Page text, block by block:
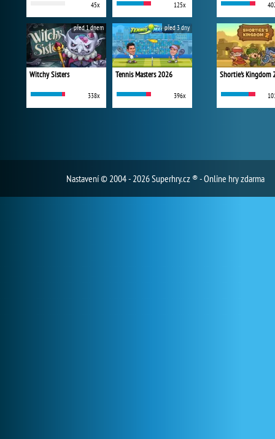
45x 125x
Witchy Sisters
338x
před 1 dnem
Tennis Masters 2026
396x
před 3 dny
Shortie's Kingdom
Nastavení© 2004 - 2026 Superhry.cz ® - Online hry zdarma